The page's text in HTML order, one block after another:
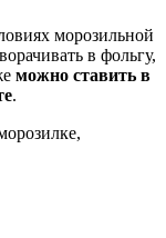
морозильной
в фольгу,
можно ставить в
.